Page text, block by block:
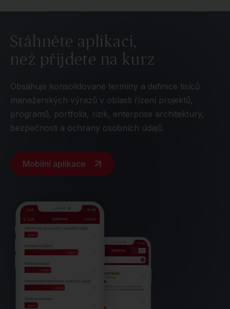
Stáhněte aplikaci,
než přijdete na kurz
Obsahuje konsolidované termíny a definice tisíců
manažerských výrazů v oblasti řízení projektů,
programů, portfolia, rizik, enterprise architektury,
bezpečnosti a ochrany osobních údajů.
Mobilní aplikace